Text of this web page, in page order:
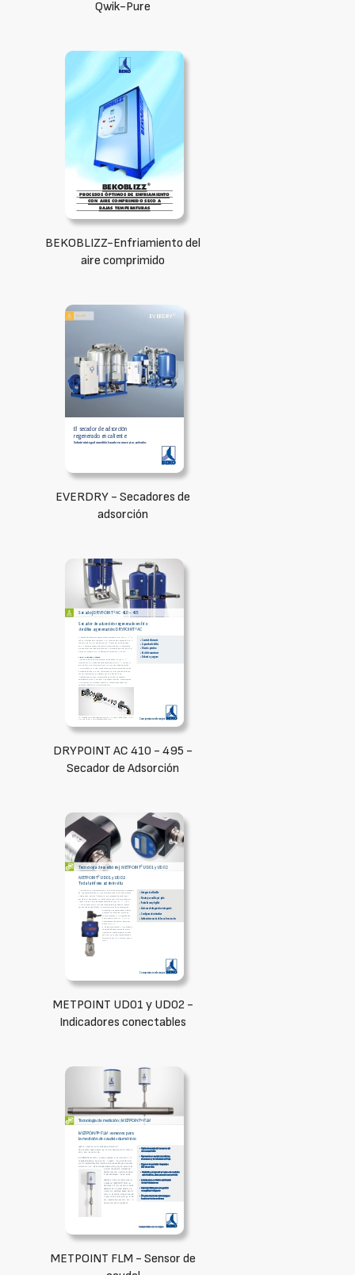
Qwik-Pure
BEKOBLIZZ-Enfriamiento del
aire comprimido
EVERDRY - Secadores de
adsorción
DRYPOINT AC 410 - 495 -
Secador de Adsorción
METPOINT UD01 y UD02 -
Indicadores conectables
METPOINT FLM - Sensor de